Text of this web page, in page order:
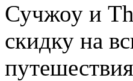
Сучжоу и
скидку на